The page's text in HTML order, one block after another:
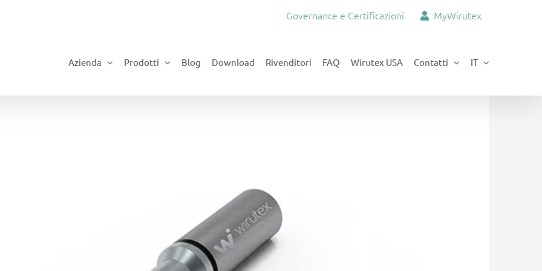
Governance e Certificazioni MyWirutex
Azienda Prodotti Blog Download Rivenditori FAQ Wirutex USA Contatti IT